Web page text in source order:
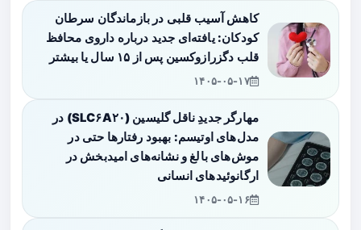
کاهش آسیب قلبی در بازماندگان سرطان
کودکان: یافته‌ای جدید درباره داروی محافظ
قلب دگزرازوکسین پس از ۱۵ سال یا بیشتر
۱۴۰۵-۰۵-۱۷
مهارگر جدیدِ ناقل گلیسین (SLC۶A۲۰) در
مدل‌های اوتیسم: بهبود رفتارها حتی در
موش‌های بالغ و نشانه‌های امیدبخش در
ارگانوئیدهای انسانی
۱۴۰۵-۰۵-۱۶